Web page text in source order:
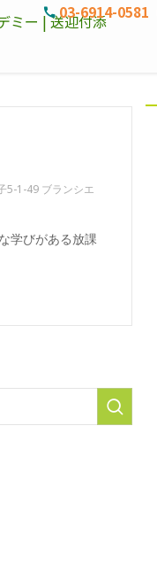
03-6914-0581
5-1-49 ブランシエ
学びがある放課